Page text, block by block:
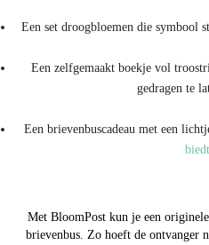
Een set droogbloemen die symbool
Een zelfgemaakt boekje vol
gedragen te
Een brievenbuscadeau met een
biedt
Met BloomPost kun je een
brievenbus. Zo hoeft de ontvanger